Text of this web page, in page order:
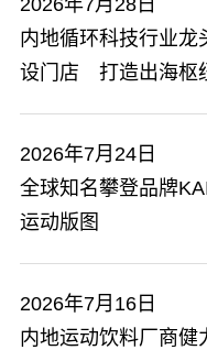
2026年7月28日
内地循环科技行业龙
设门店 打造出海枢
2026年7月24日
全球知名攀登品牌
运动版图
2026年7月16日
内地运动饮料厂商健